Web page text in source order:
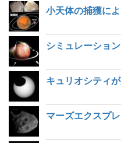
キュリオシティ
マーズエクスプ